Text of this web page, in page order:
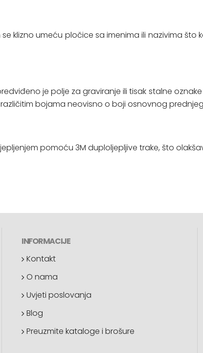
klizno umeću pločice sa imenima ili nazivima
je polje za graviranje ili tisak stalne
bojama neovisno o boji osnovnog
pomoću 3M duploljepljive trake, što
INFORMACIJE
Kontakt
O nama
Uvjeti poslovanja
Blog
Preuzmite kataloge i brošure